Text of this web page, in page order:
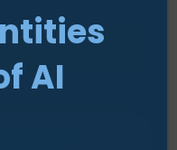
j'accepte que CWSI
répondre à ma
AI